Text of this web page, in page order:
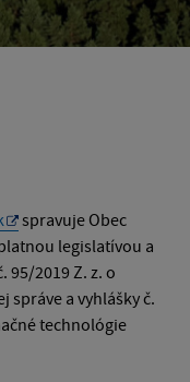
spravuje Obec
legislatívou a
2019 Z. z. o
správe a vyhlášky č.
technológie